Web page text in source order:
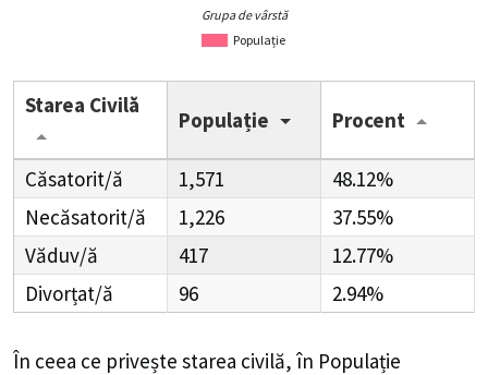
Populație
Grupa de vârstă
Starea Civilă
Populație Procent
Căsatorit/ă 1,571
48.12%
Necăsatorit/ă
1,226
37.55%
Văduv/ă
417
12.77%
Divorțat/ă
96 2.94%
În ceea ce privește starea civilă, în Populație